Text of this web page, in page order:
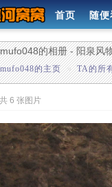
首页 随
mufo048的相册 - 阳泉风
mufo048的主页 » TA的所
共 6 张图片